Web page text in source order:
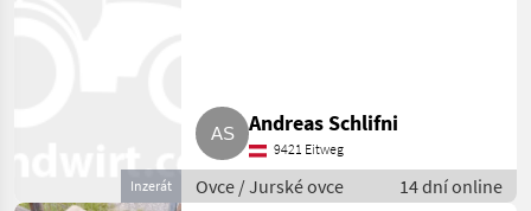
Inzerát
Andreas Schlifni
9421 Eitweg
Ovce / Jurské ovce 14 dní online